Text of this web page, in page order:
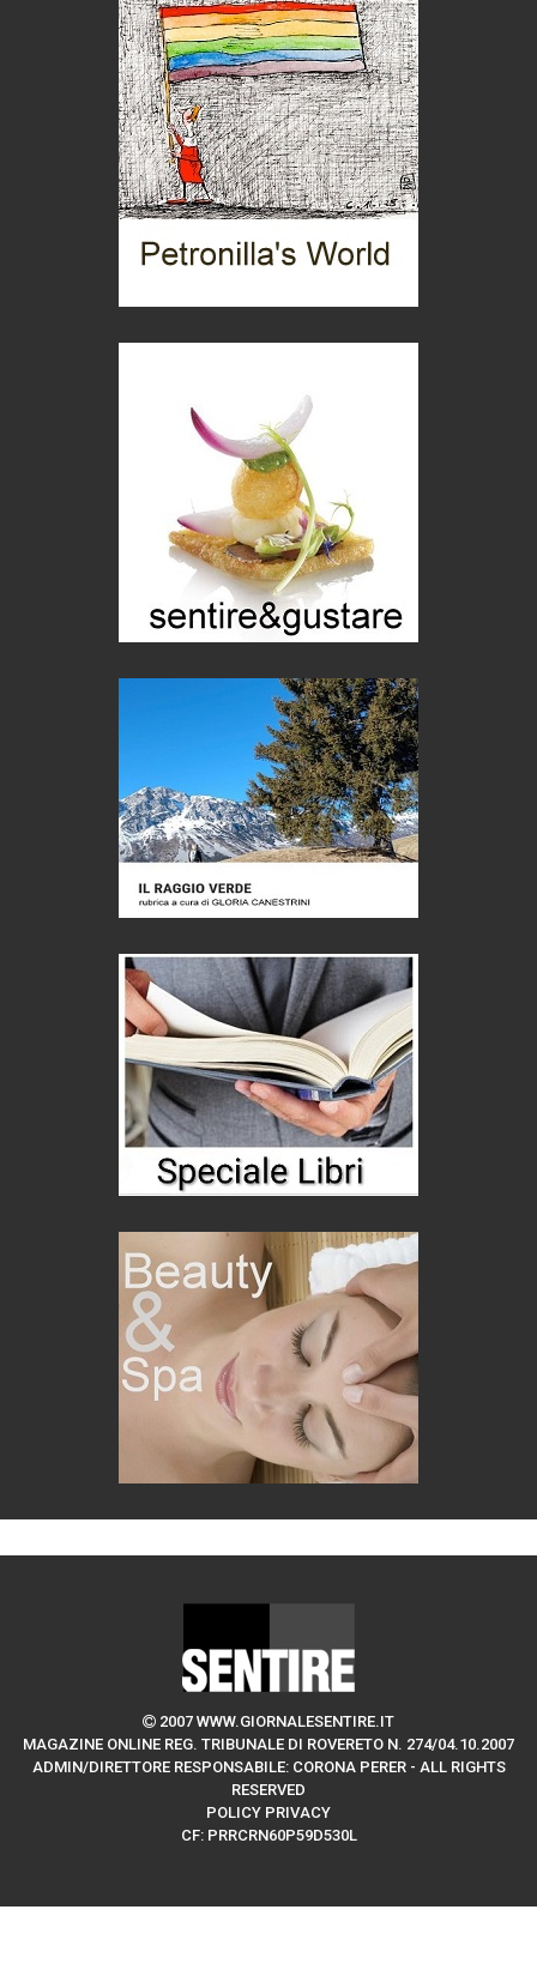
Boboli, il giardino della botanica
Menzogne di stato
Le dichiarazioni di Maurizio Federico
Chi è, e come difendersi dallo scammer
di Mirta B. Bono
2007 WWW.GIORNALESENTIRE.IT
MAGAZINE ONLINE REG. TRIBUNALE DI ROVERETO N. 274/04.10.2007
ADMIN/DIRETTORE RESPONSABILE: CORONA PERER - ALL RIGHTS
RESERVED
POLICY PRIVACY
CF: PRRCRN60P59D530L